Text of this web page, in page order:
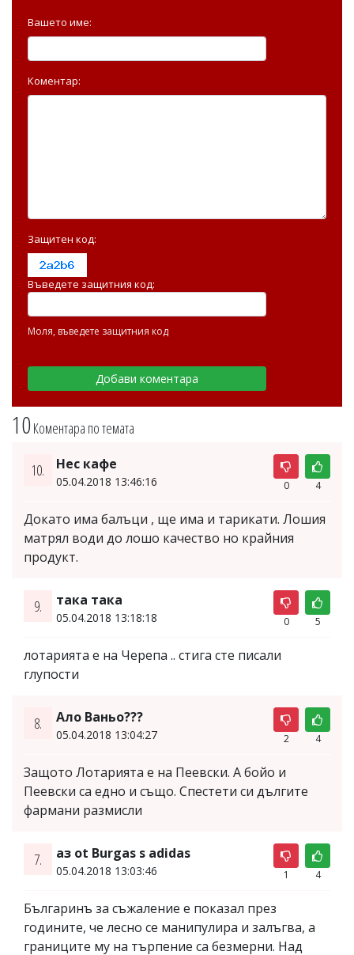
10Коментара по темата
10. Нес кафе
05.04.2018 13:46:16 0 4
Докато има балъци , ще има и тарикати. Лошия
матрял води до лошо качество но крайния
продукт.
9. така така
05.04.2018 13:18:18 0 5
лотарията е на Черепа .. стига сте писали
глупости
8. Ало Ваньо???
05.04.2018 13:04:27 2 4
Защото Лотарията е на Пеевски. А бойо и
Пеевски са едно и също. Спестети си дългите
фармани размисли
7. аз ot Burgas s adidas
05.04.2018 13:03:46 1 4
Българинъ за съжаление е показал през
годините, че лесно се манипулира и залъгва, а
границите му на търпение са безмерни. Над
Вашето име:
Коментар:
Защитен код:
Въведете защитния код:
Моля, въведете защитния код